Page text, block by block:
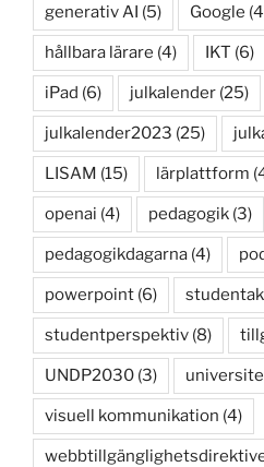
generativ AI (5) Google
hållbara lärare (4) IKT (6)
iPad (6) julkalender (25)
julkalender2023 (25)
LISAM (15) lärplattform
openai (4) pedagogik (3)
pedagogikdagarna (4)
powerpoint (6)
studentperspektiv (8)
UNDP2030 (3)
visuell kommunikation (4)